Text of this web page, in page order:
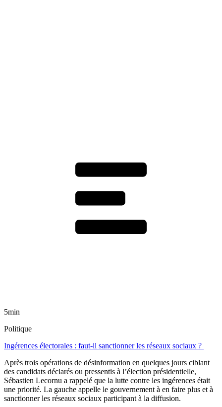
5min
Politique
Ingérences électorales : faut-il sanctionner les réseaux sociaux ?
Après trois opérations de désinformation en quelques jours ciblant
des candidats déclarés ou pressentis à l’élection présidentielle,
Sébastien Lecornu a rappelé que la lutte contre les ingérences était
une priorité. La gauche appelle le gouvernement à en faire plus et à
sanctionner les réseaux sociaux participant à la diffusion.